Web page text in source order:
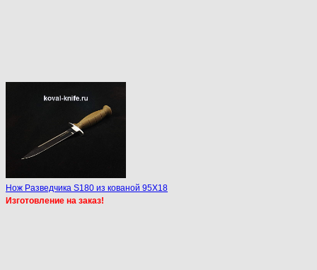
Нож Разведчика S180 из кованой 95Х18
Изготовление на заказ!